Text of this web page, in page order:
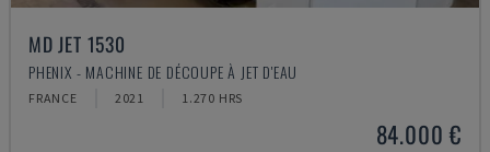
MD JET 1530
PHENIX - MACHINE DE DÉCOUPE À JET D'EAU
FRANCE 2021 1.270 HRS
84.000 €